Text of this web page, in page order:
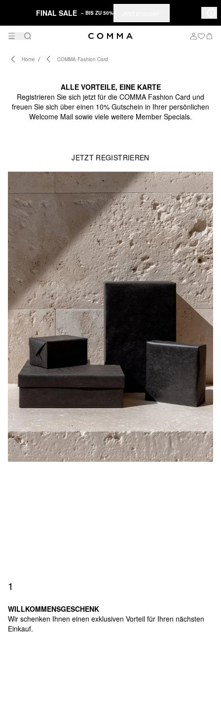
FINAL SALE – BIS ZU 50%
Home COMMA Fashion Card
COMMA FASHION
CARD
ALLE VORTEILE, EINE KARTE
Registrieren Sie sich jetzt für die COMMA Fashion Card und
freuen Sie sich über einen 10% Gutschein in Ihrer persönlichen
Welcome Mail sowie viele weitere Member Specials.
JETZT REGISTRIEREN
1
WILLKOMMENSGESCHENK
Wir schenken Ihnen einen exklusiven Vorteil für Ihren nächsten
Einkauf.